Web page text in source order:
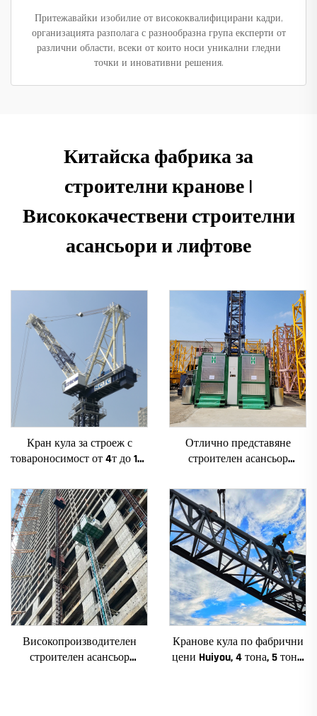
Притежавайки изобилие от висококвалифицирани кадри,
организацията разполага с разнообразна група експерти от
различни области, всеки от които носи уникални гледни
точки и иновативни решения.
Китайска фабрика за
строителни кранове |
Висококачествени строителни
асансьори и лифтове
Кран кула за строеж с
товароносимост от 4т до 12т
зъбно колело, мотор, лагер,
основни компоненти
Отлично представяне
строителен асансьор
асансьорни шахти за Алжир
Високопроизводителен
строителен асансьор
Кранове кула по фабрични
цени Huiyou, 4 тона, 5 тона,